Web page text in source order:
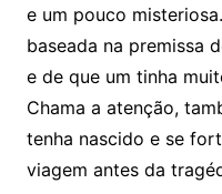
e um pouco
baseada na premissa
e de que um tinha
Chama a atenção,
tenha nascido e se
viagem antes da